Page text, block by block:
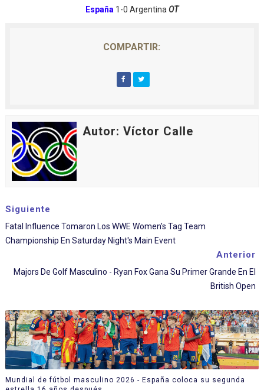
España 1-0 Argentina OT
COMPARTIR:
Autor: Víctor Calle
Siguiente
Fatal Influence Tomaron Los WWE Women's Tag Team
Championship En Saturday Night's Main Event
Anterior
Majors De Golf Masculino - Ryan Fox Gana Su Primer Grande En El
British Open
Mundial de fútbol masculino 2026 - España coloca su segunda